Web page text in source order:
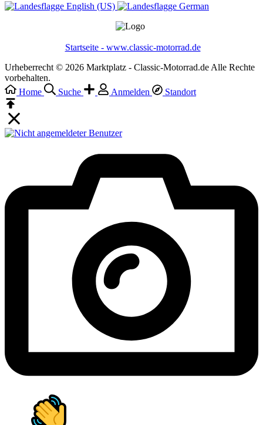
English (US)‎ German‎
Startseite - www.classic-motorrad.de
Urheberrecht © 2026 Marktplatz - Classic-Motorrad.de Alle Rechte
vorbehalten.
Home
Suche Anmelden Standort